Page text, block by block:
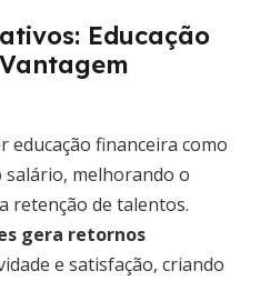
Educação
educação financeira como
salário, melhorando o
retenção de talentos.
gera retornos
e satisfação, criando